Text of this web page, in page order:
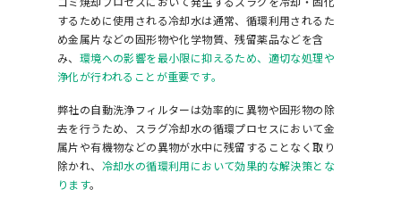
するために使用される冷却水は通常、循環利用されるた
め金属片などの固形物や化学物質、残留薬品などを含
み、 環境への影響を最小限に抑えるため、適切な処理や
浄化が行われることが重要です。
弊社の自動洗浄フィルターは効率的に異物や固形物の除
去を行うため、スラグ冷却水の循環プロセスにおいて金
属片や有機物などの異物が水中に残留することなく取り
除かれ、 冷却水の循環利用において効果的な解決策とな
ります。